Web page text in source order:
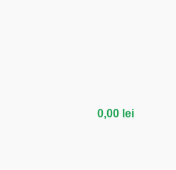
0,00 lei